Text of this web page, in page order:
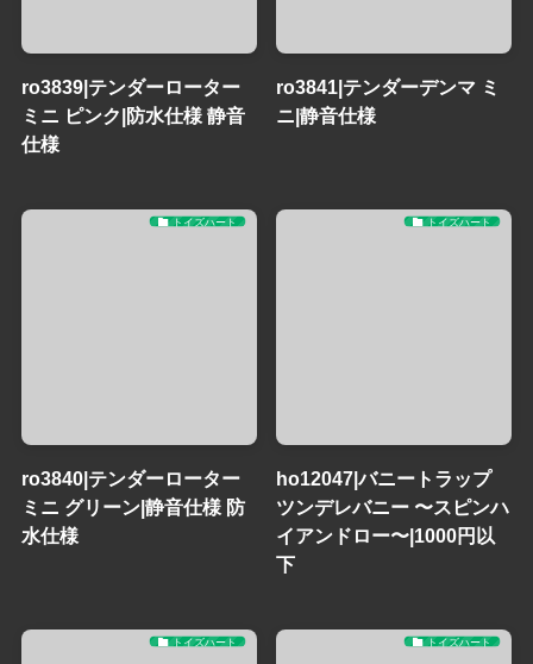
ro3839|テンダーローター
ミニ ピンク|防水仕様 静音
仕様
ro3841|テンダーデンマ ミ
ニ|静音仕様
トイズハート
ro3840|テンダーローター
ミニ グリーン|静音仕様 防
水仕様
トイズハート
ho12047|バニートラップ
ツンデレバニー 〜スピンハ
イアンドロー〜|1000円以
下
トイズハート トイズハート